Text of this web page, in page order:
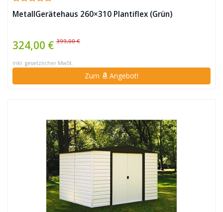
MetallGerätehaus 260×310 Plantiflex (Grün)
324,00 € 399,00 €
inkl. gesetzlicher MwSt.
Zum Angebot!